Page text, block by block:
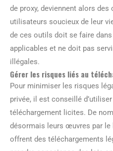
de proxy, deviennent alors
utilisateurs soucieux de leur
de ces outils doit se faire
applicables et ne doit pas
illégales.
Gérer les risques liés au
Pour minimiser les risques
privée, il est conseillé
téléchargement licites. De
désormais leurs œuvres par
offrent des téléchargements